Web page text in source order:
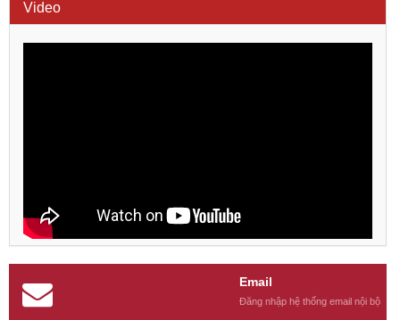
Video
Email
Đăng nhập hệ thống email nội bộ